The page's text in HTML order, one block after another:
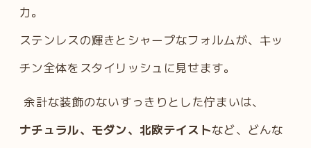
力。
ステンレスの輝きとシャープなフォルムが、キッ
チン全体をスタイリッシュに見せます。
余計な装飾のないすっきりとした佇まいは、
ナチュラル、モダン、北欧テイストなど、どんな